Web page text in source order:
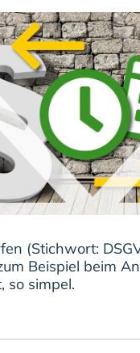
(Stichwort:
Beispiel beim
so simpel.